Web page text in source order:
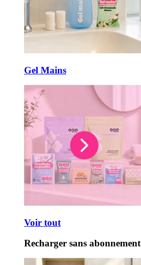
Gel Mains
Voir tout
Recharger sans abonnement